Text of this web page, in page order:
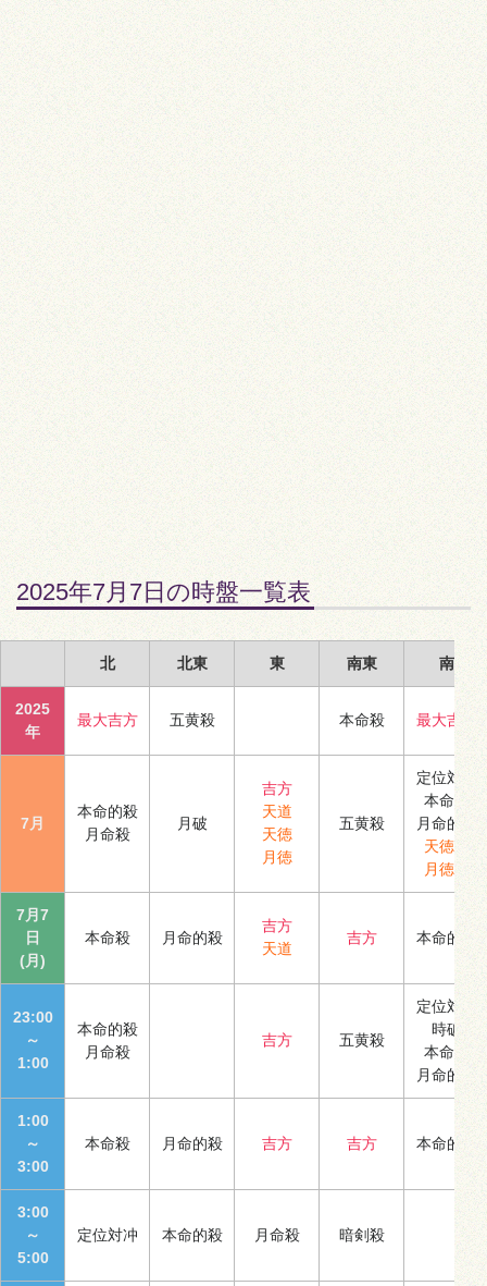
2025年7月7日の時盤一覧表
北 北東 東 南東 南
2025
年
最大吉方 五黄殺 本命殺 最大吉方
7月
本命的殺
月命殺
月破
吉方
天道
天徳
月徳
五黄殺
定位対冲
本命殺
月命的殺
天徳合
月徳合
7月7
日
(月)
本命殺 月命的殺
吉方
天道
吉方 本命的殺
23:00
～
1:00
本命的殺
月命殺
吉方 五黄殺
定位対冲
時破
本命殺
月命的殺
1:00
～
3:00
本命殺 月命的殺 吉方 吉方 本命的殺
3:00
～
5:00
定位対冲 本命的殺 月命殺 暗剣殺